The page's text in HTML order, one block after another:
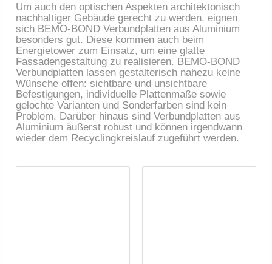
Um auch den optischen Aspekten architektonisch
nachhaltiger Gebäude gerecht zu werden, eignen
sich BEMO-BOND Verbundplatten aus Aluminium
besonders gut. Diese kommen auch beim
Energietower zum Einsatz, um eine glatte
Fassadengestaltung zu realisieren. BEMO-BOND
Verbundplatten lassen gestalterisch nahezu keine
Wünsche offen: sichtbare und unsichtbare
Befestigungen, individuelle Plattenmaße sowie
gelochte Varianten und Sonderfarben sind kein
Problem. Darüber hinaus sind Verbundplatten aus
Aluminium äußerst robust und können irgendwann
wieder dem Recyclingkreislauf zugeführt werden.